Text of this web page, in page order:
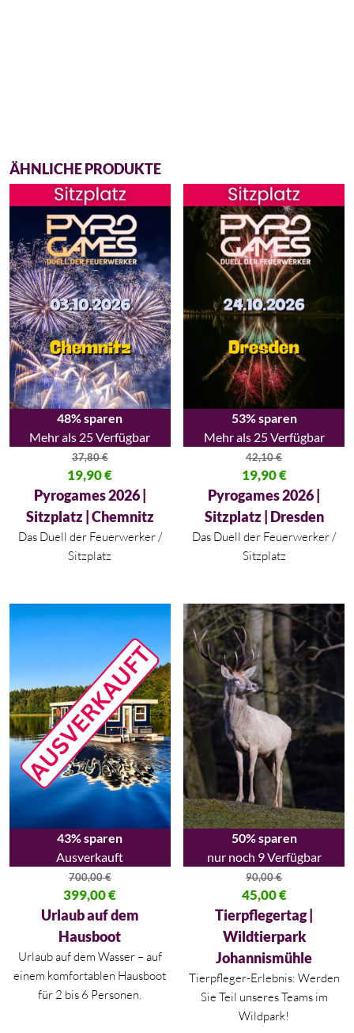
ÄHNLICHE PRODUKTE
48% sparen
Mehr als 25 Verfügbar
37,80€
Ursprünglicher Preis war: 37,80 €
19,90€
Aktueller Preis ist: 19,90 €.
Pyrogames 2026 |
Sitzplatz | Chemnitz
Das Duell der Feuerwerker /
Sitzplatz
53% sparen
Mehr als 25 Verfügbar
42,10€
Ursprünglicher Preis war:
19,90€
Aktueller Preis ist: 19,90 €.
Pyrogames 2026 |
Sitzplatz | Dresden
Das Duell der Feuerwerker /
Sitzplatz
43% sparen
Ausverkauft
700,00€
Ursprünglicher Preis war: 700,00 €
399,00€
Aktueller Preis ist: 399,00 €.
Urlaub auf dem
Hausboot
Urlaub auf dem Wasser – auf
einem komfortablen Hausboot
für 2 bis 6 Personen.
50% sparen
nur noch 9 Verfügbar
90,00€
Ursprünglicher Preis war:
45,00€
Aktueller Preis ist: 45,00 €.
Tierpflegertag |
Wildtierpark
Johannismühle
Tierpfleger-Erlebnis: Werden
Sie Teil unseres Teams im
Wildpark!